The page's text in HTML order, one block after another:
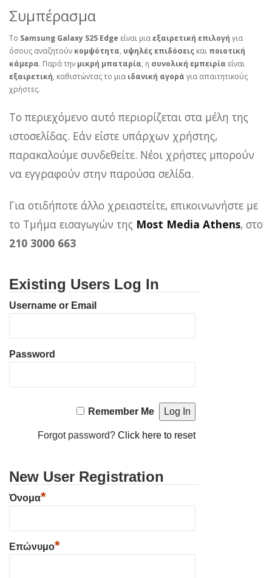
Συμπέρασμα
Το Samsung Galaxy S25 Edge είναι μιαεξαιρετική επιλογή για
όσους αναζητούν κομψότητα, υψηλές επιδόσεις και ποιοτική
κάμερα. Παρά την μικρή μπαταρία, η συνολική εμπειρία είναι
εξαιρετική, καθιστώντας το μια ιδανική αγορά για απαιτητικούς
χρήστες.
Το περιεχόμενο αυτό περιορίζεται στα μέλη της
ιστοσελίδας. Εάν είστε υπάρχων χρήστης,
παρακαλούμε συνδεθείτε. Νέοι χρήστες μπορούν
να εγγραφούν στην παρούσα σελίδα.
Για οτιδήποτε άλλο χρειαστείτε, επικοινωνήστε με
το Τμήμα εισαγωγών της Most Media Athens, στο
210 3000 663
Existing Users Log In
Username or Email
Password
Remember Me
Forgot password?Click here to reset
New User Registration
Όνομα*
Επώνυμο*